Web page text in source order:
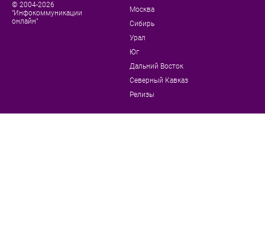
© 2004-2026
"Инфокоммуникации
онлайн"
Москва
Сибирь
Урал
Юг
Дальний Восток
Северный Кавказ
Релизы